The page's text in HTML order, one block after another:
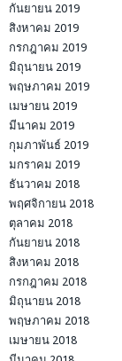
กันยายน 2019
สิงหาคม 2019
กรกฎาคม 2019
มิถุนายน 2019
พฤษภาคม 2019
เมษายน 2019
มีนาคม 2019
กุมภาพันธ์ 2019
มกราคม 2019
ธันวาคม 2018
พฤศจิกายน 2018
ตุลาคม 2018
กันยายน 2018
สิงหาคม 2018
กรกฎาคม 2018
มิถุนายน 2018
พฤษภาคม 2018
เมษายน 2018